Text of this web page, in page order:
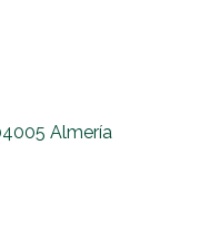
Almería